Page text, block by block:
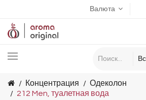
Валюта
Концентрация
Одеколон
212 Men, туалетная вода